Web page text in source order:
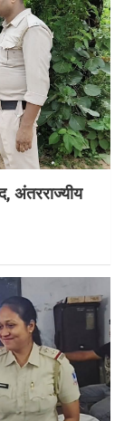
अंतरराज्यीय